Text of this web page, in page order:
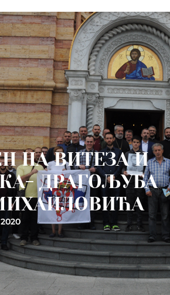
НА ВИТЕЗА И
ДРАГОЉУБА
2020